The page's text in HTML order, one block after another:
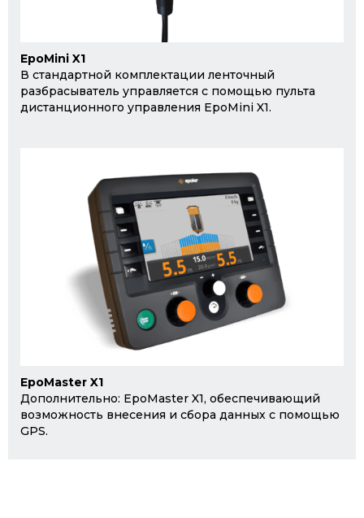
EpoMini X1
В стандартной комплектации ленточный
разбрасыватель управляется с помощью пульта
дистанционного управления EpoMini X1.
EpoMaster X1
Дополнительно: EpoMaster X1, обеспечивающий
возможность внесения и сбора данных с помощью
GPS.